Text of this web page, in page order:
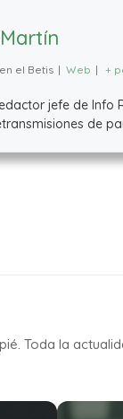
el Betis | Web | +
jefe de Info
de
Toda la